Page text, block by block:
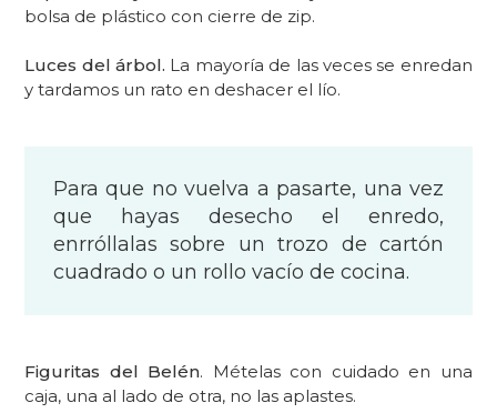
bolsa de plástico con cierre de zip.
Luces del árbol. La mayoría de las veces se enredan
y tardamos un rato en deshacer el lío.
Para que no vuelva a pasarte, una vez
que hayas desecho el enredo,
enrróllalas sobre un trozo de cartón
cuadrado o un rollo vacío de cocina.
Figuritas del Belén. Mételas con cuidado en una
caja, una al lado de otra, no las aplastes.